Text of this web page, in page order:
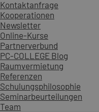
Kontaktanfrage
Kooperationen
Newsletter
Online-Kurse
Partnerverbund
PC-COLLEGE Blog
Raumvermietung
Referenzen
Schulungsphilosophie
Seminarbeurteilungen
Team